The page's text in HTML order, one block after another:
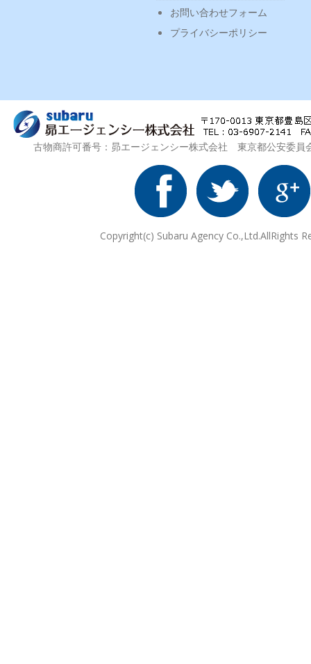
お問い合わせフォーム
プライバシーポリシー
古物商許可番号：昴エージェンシー株式会社 東京都公安委
Copyright(c) Subaru Agency Co.,Ltd.AllRights